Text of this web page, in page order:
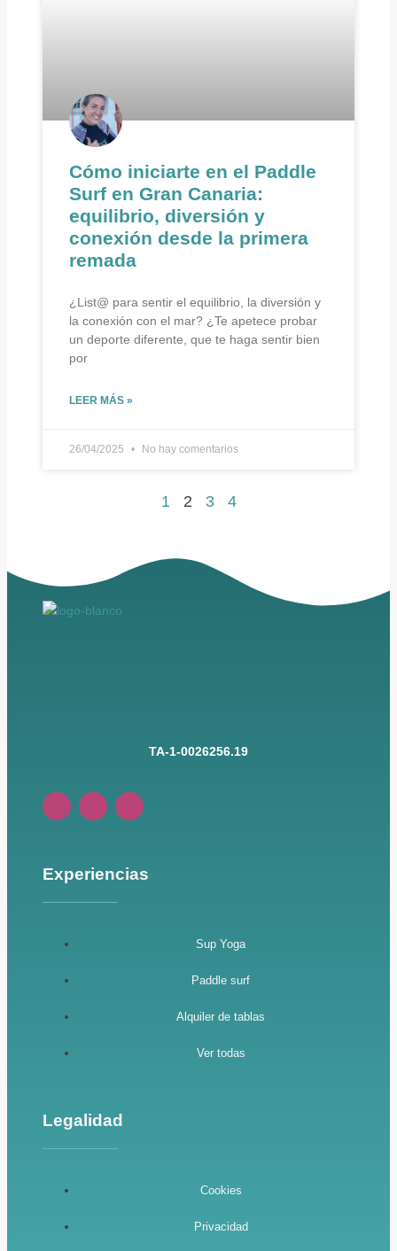
Cómo iniciarte en el Paddle
Surf en Gran Canaria:
equilibrio, diversión y
conexión desde la primera
remada
¿List@ para sentir el equilibrio, la diversión y
la conexión con el mar? ¿Te apetece probar
un deporte diferente, que te haga sentir bien
por
LEER MÁS »
26/04/2025 No hay comentarios
1 2 3 4
TA-1-0026256.19
Experiencias
Sup Yoga
Paddle surf
Alquiler de tablas
Ver todas
Legalidad
Cookies
Privacidad